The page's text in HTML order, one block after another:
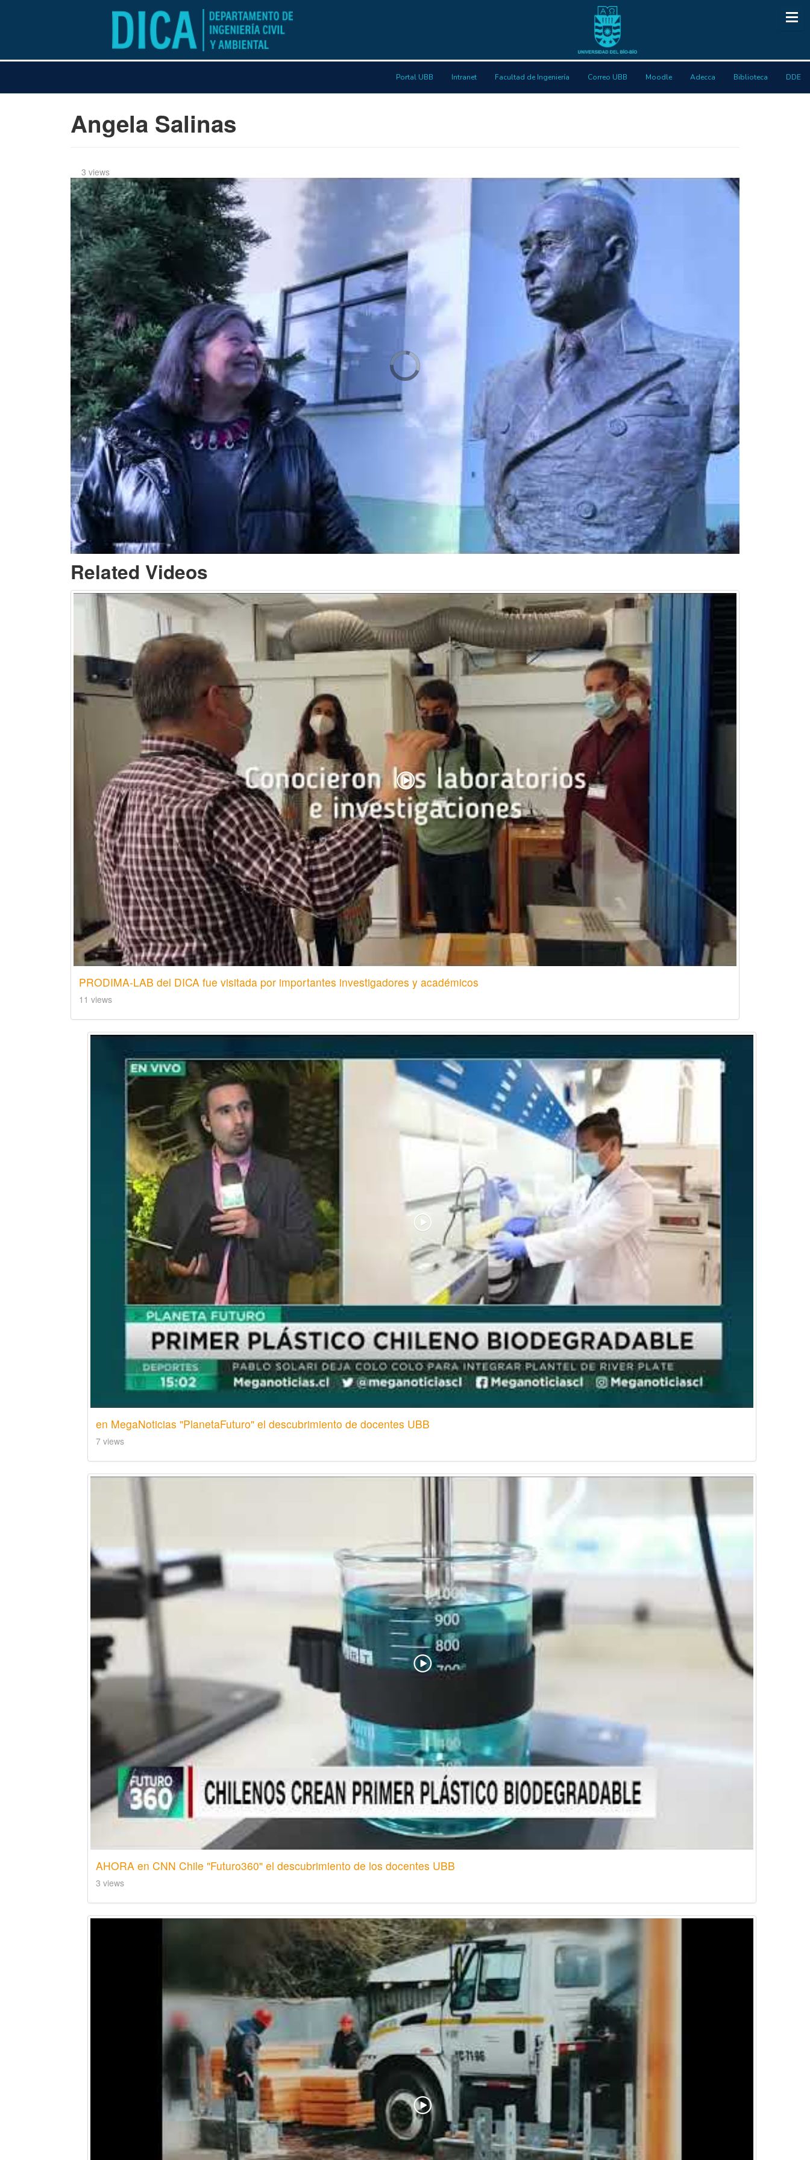
Portal UBB Intranet Facultad de Ingeniería Correo UBB Moodle Adecca Biblioteca DDE
Angela Salinas
3 views
Related Videos
PRODIMA-LAB del DICA fue visitada por importantes investigadores y académicos
11 views
en MegaNoticias "PlanetaFuturo" el descubrimiento de docentes UBB
7 views
AHORA en CNN Chile "Futuro360" el descubrimiento de los docentes UBB
3 views